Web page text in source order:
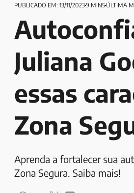
PUBLICADO EM: 13/11/20239 MINS ÚLTIMA
Juliana
essas
Zona
Aprenda a fortalecer sua
Zona Segura. Saiba mais!